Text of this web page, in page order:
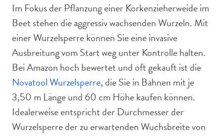
Im Fokus der Pflanzung einer Korkenzieherweide im
Beet stehen die aggressiv wachsenden Wurzeln. Mit
einer Wurzelsperre können Sie eine invasive
Ausbreitung vom Start weg unter Kontrolle halten.
Bei Amazon hoch bewertet und oft gekauft ist die
Novatool Wurzelsperre, die Sie in Bahnen mit je
3,50 m Länge und 60 cm Höhe kaufen können.
Idealerweise entspricht der Durchmesser der
Wurzelsperre der zu erwartenden Wuchsbreite von